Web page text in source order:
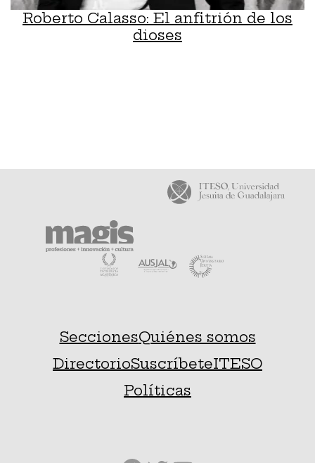
Roberto Calasso: El anfitrión de los
dioses
SeccionesQuiénes somos
DirectorioSuscríbeteITESO
Políticas